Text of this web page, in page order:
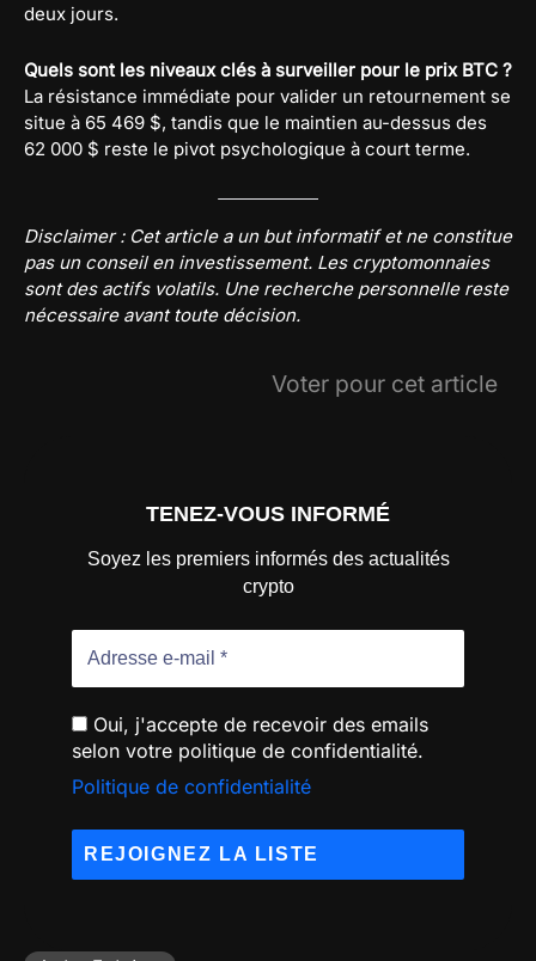
deux jours.
Quels sont les niveaux clés à surveiller pour le prix BTC ?
La résistance immédiate pour valider un retournement se
situe à 65 469 $, tandis que le maintien au-dessus des
62 000 $ reste le pivot psychologique à court terme.
Disclaimer : Cet article a un but informatif et ne constitue
pas un conseil en investissement. Les cryptomonnaies
sont des actifs volatils. Une recherche personnelle reste
nécessaire avant toute décision.
Voter pour cet article
TENEZ-VOUS INFORMÉ
Soyez les premiers informés des actualités
crypto
Oui, j'accepte de recevoir des emails
selon votre politique de confidentialité.
Politique de confidentialité